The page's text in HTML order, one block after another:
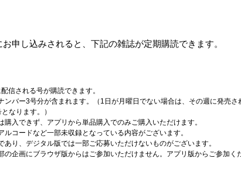
申し込みされると、下記の雑誌が定期購読できます。
信される号が購読できます。
バー3号分が含まれます。（1日が月曜日でない場合は、その週に発売
なります。）
入できず、アプリから単品購入でのみご購入いただけます。
コードなど一部未収録となっている内容がございます。
り、デジタル版では一部ご応募いただけないものがございます。
企画にブラウザ版からはご参加いただけません。アプリ版からご参加く